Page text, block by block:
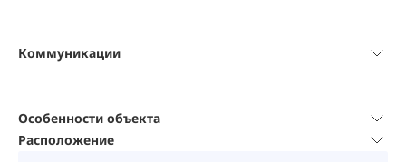
Коммуникации
Особенности объекта
Расположение